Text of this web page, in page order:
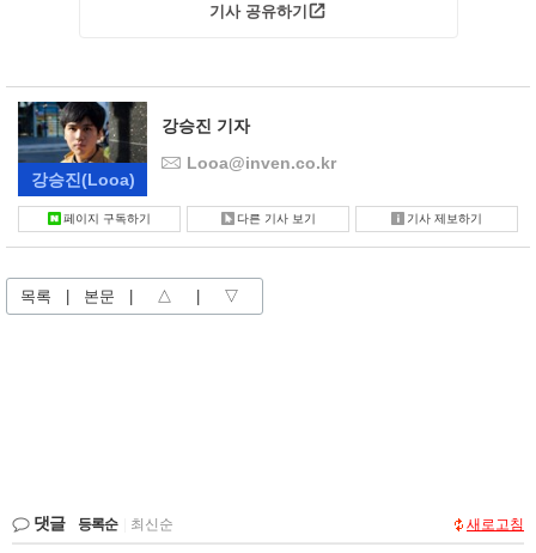
기사 공유하기
강승진 (Looa)
강승진 기자
Looa@inven.co.kr
페이지 구독하기 다른 기사 보기 기사 제보하기
목록 본문 △ ▽
댓글 등록순 최신순 새로고침